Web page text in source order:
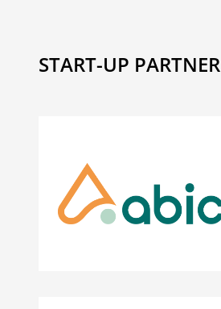
START-UP PARTNER